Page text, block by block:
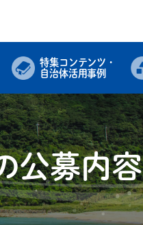
特集コンテンツ・
⾃治体活⽤事例
公募内容